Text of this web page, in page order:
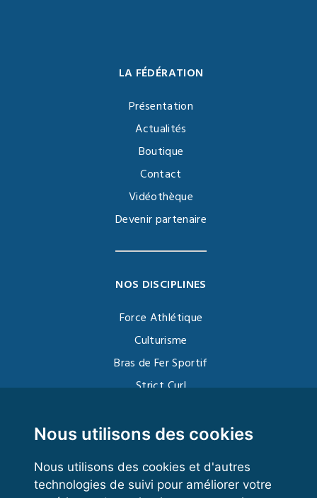
Nous utilisons des cookies
Nous utilisons des cookies et d'autres
technologies de suivi pour améliorer votre
LA FÉDÉRATION
Présentation
Actualités
Boutique
Contact
Vidéothèque
Devenir partenaire
NOS DISCIPLINES
Force Athlétique
Culturisme
Bras de Fer Sportif
Strict Curl
Kettlebell